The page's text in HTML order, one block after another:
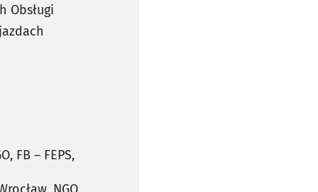
Obsługi
FB – FEPS,